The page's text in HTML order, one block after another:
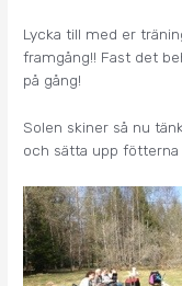
Lycka till med er
framgång!! Fast det
på gång!
Solen skiner så nu
och sätta upp